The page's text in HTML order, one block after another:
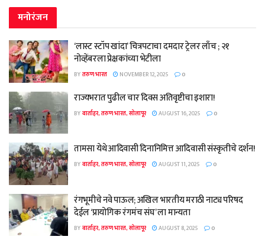
मनोरंजन
‘लास्ट स्टॉप खांदा’ चित्रपटाचा दमदार ट्रेलर लाँच ; २१
नोव्हेंबरला प्रेक्षकांच्या भेटीला
BYतरुण भारत NOVEMBER 12, 2025 0
राज्यभरात पुढील चार दिवस अतिवृष्टीचा इशारा!
BYवार्ताहर, तरुण भारत, सोलापूर AUGUST 16, 2025 0
तामसा येथे आदिवासी दिनानिमित्त आदिवासी संस्कृतीचे दर्शन!
BYवार्ताहर, तरुण भारत, सोलापूर AUGUST 11, 2025 0
रंगभूमीचे नवे पाऊल; अखिल भारतीय मराठी नाट्य परिषद
देईल ‘प्रायोगिक रंगमंच संघ’ ला मान्यता
BYवार्ताहर, तरुण भारत, सोलापूर AUGUST 8, 2025 0